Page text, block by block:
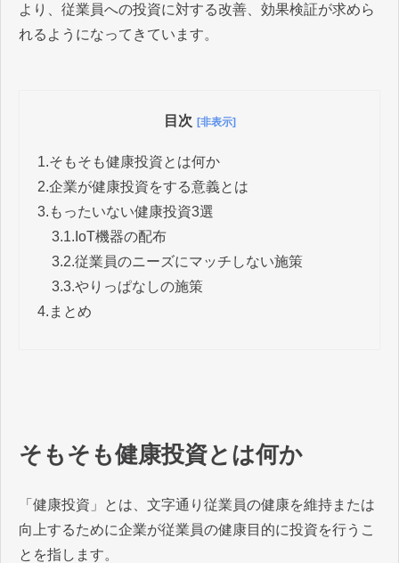
より、従業員への投資に対する改善、効果検証が求めら
れるようになってきています。
目次 [非表示]
1.そもそも健康投資とは何か
2.企業が健康投資をする意義とは
3. もったいない健康投資3選
3.1. IoT機器の配布
3.2.従業員のニーズにマッチしない施策
3.3.やりっぱなしの施策
4. まとめ
そもそも健康投資とは何か
「健康投資」とは、文字通り従業員の健康を維持または
向上するために企業が従業員の健康目的に投資を行うこ
とを指します。